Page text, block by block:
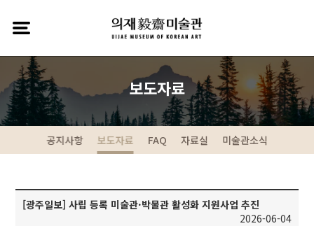
보도자료
공지사항 보도자료 FAQ 자료실 미술관소식
[광주일보] 사립 등록 미술관·박물관 활성화 지원사업 추진
2026-06-04